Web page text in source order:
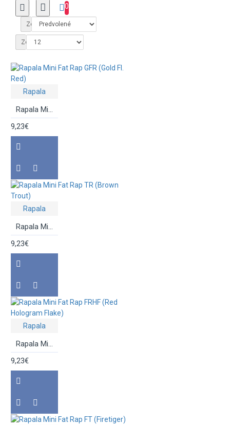
0
Zoradiť podľa:
Zobraziť:
Rapala
Rapala Mini Fat Rap GFR (Gold Fl. Red)
9,23€
Rapala
Rapala Mini Fat Rap TR (Brown Trout)
9,23€
Rapala
Rapala Mini Fat Rap FRHF (Red Hologram Flake)
9,23€